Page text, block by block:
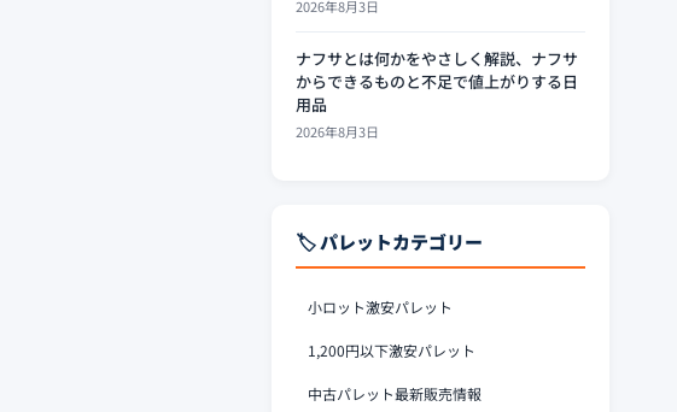
2026年8月3日
ナフサとは何かをやさしく解説、ナフサ
からできるものと不足で値上がりする日
用品
2026年8月3日
🏷️ パレットカテゴリー
小ロット激安パレット
1,200円以下激安パレット
中古パレット最新販売情報